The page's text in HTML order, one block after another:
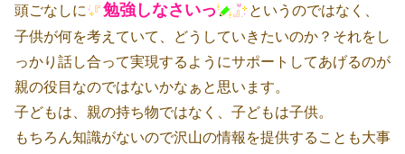
頭ごなしに 勉強しなさいっ
というのではなく、
子供が何を考えていて、どうしていきたいのか？それをし
っかり話し合って実現するようにサポートしてあげるのが
親の役目なのではないかなぁと思います。
子どもは、親の持ち物ではなく、子どもは子供。
もちろん知識がないので沢山の情報を提供することも大事